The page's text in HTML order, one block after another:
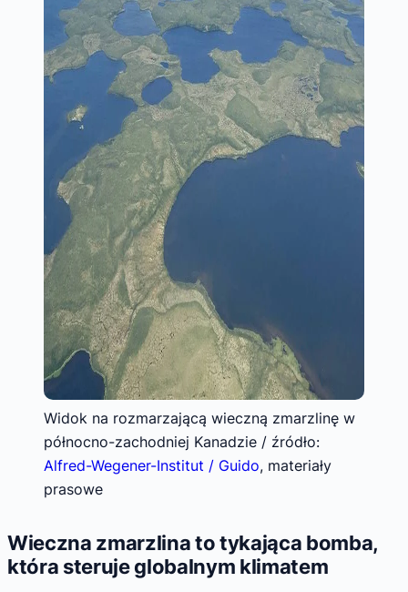
Widok na rozmarzającą wieczną zmarzlinę w
północno-zachodniej Kanadzie / źródło:
Alfred-Wegener-Institut / Guido, materiały
prasowe
Wieczna zmarzlina to tykająca bomba,
która steruje globalnym klimatem